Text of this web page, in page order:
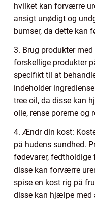
hvilket kan forværre
ansigt unødigt og
bumser, da dette kan
3. Brug produkter
forskellige produkter
specifikt til at
indeholder
tree oil, da disse kan
olie, rense porerne og
4. Ændr din kost:
på hudens sundhed.
fødevarer, fedtholdige
disse kan forværre
spise en kost rig på
disse kan hjælpe med